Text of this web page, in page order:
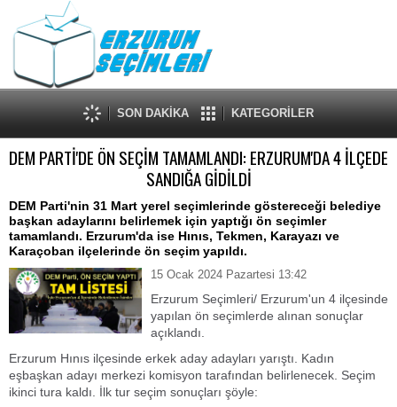
SON DAKİKA KATEGORİLER
DEM PARTİ'DE ÖN SEÇİM TAMAMLANDI: ERZURUM'DA 4 İLÇEDE
SANDIĞA GİDİLDİ
DEM Parti'nin 31 Mart yerel seçimlerinde göstereceği belediye
başkan adaylarını belirlemek için yaptığı ön seçimler
tamamlandı. Erzurum'da ise Hınıs, Tekmen, Karayazı ve
Karaçoban ilçelerinde ön seçim yapıldı.
15 Ocak 2024 Pazartesi 13:42
Erzurum Seçimleri/ Erzurum'un 4 ilçesinde
yapılan ön seçimlerde alınan sonuçlar
açıklandı.
Erzurum Hınıs ilçesinde erkek aday adayları yarıştı. Kadın
eşbaşkan adayı merkezi komisyon tarafından belirlenecek. Seçim
ikinci tura kaldı. İlk tur seçim sonuçları şöyle: